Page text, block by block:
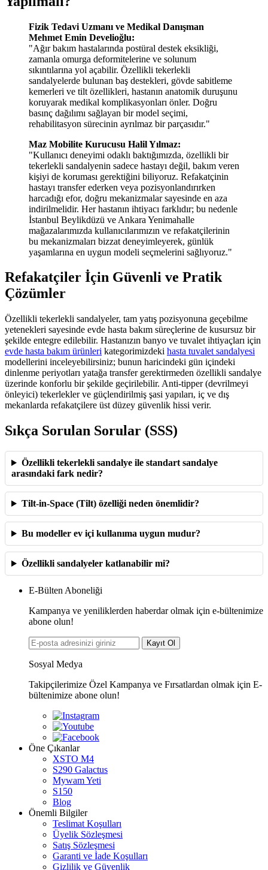
Fizik Tedavi Uzmanı ve Medikal Danışman
Mehmet Emin Develioğlu:
"Ağır bakım hastalarında postüral destek eksikliği,
zamanla omurga deformitelerine ve solunum
sıkıntılarına yol açabilir. Özellikli tekerlekli
sandalyelerde bulunan baş destekleri, gövde sabitleme
kemerleri ve tilt özellikleri, hastanın anatomik duruşunu
koruyarak medikal komplikasyonları önler. Doğru
basınç dağılımı sağlayan bir model seçimi,
rehabilitasyon sürecinin ayrılmaz bir parçasıdır."
Maz Mobilite Kurucusu Halil Yılmaz:
"Kullanıcı deneyimi odaklı baktığımızda, özellikli bir
tekerlekli sandalyenin sadece hastayı değil, bakım veren
kişiyi de koruması gerektiğini biliyoruz. Refakatçinin
hastayı transfer ederken veya pozisyonlandırırken
harcadığı efor, doğru mekanizmalar sayesinde en aza
indirilmelidir. Her hastanın ihtiyacı farklıdır; bu nedenle
İstanbul Beylikdüzü ve Ankara Yenimahalle
mağazalarımızda kullanıcılarımızın ve refakatçilerinin
bu mekanizmaları bizzat deneyimleyerek, günlük
yaşamlarına en uygun modeli seçmelerini sağlıyoruz."
Refakatçiler İçin Güvenli ve Pratik
Çözümler
Özellikli tekerlekli sandalyeler, tam yatış pozisyonuna geçebilme
yetenekleri sayesinde evde hasta bakım süreçlerine de kusursuz bir
şekilde entegre edilebilir. Hastanızın banyo ve tuvalet ihtiyaçları için
evde hasta bakım ürünleri kategorimizdeki hasta tuvalet sandalyesi
modellerini inceleyebilirsiniz; bunun haricindeki gün içindeki
dinlenme periyotları yatağa transfer gerektirmeden özellikli sandalye
üzerinde konforlu bir şekilde geçirilebilir. Anti-tipper (devrilmeyi
önleyici) tekerlekler ve güçlendirilmiş şasi yapıları, iç ve dış
mekanlarda refakatçilere üst düzey güvenlik hissi verir.
Sıkça Sorulan Sorular (SSS)
Özellikli tekerlekli sandalye ile standart sandalye
arasındaki fark nedir?
Tilt-in-Space (Tilt) özelliği neden önemlidir?
Bu modeller ev içi kullanıma uygun mudur?
Özellikli sandalyeler katlanabilir mi?
E-Bülten Aboneliği
Kampanya ve yeniliklerden haberdar olmak için e-bültenimize
abone olun!
Kayıt Ol
Sosyal Medya
Takipçilerimize Özel Kampanya ve Fırsatlardan olmak için E-
bültenimize abone olun!
Öne Çıkanlar
XSTO M4
S290 Galactus
Mywam Yeti
S150
Blog
Önemli Bilgiler
Teslimat Koşulları
Üyelik Sözleşmesi
Satış Sözleşmesi
Garanti ve İade Koşulları
Gizlilik ve Güvenlik